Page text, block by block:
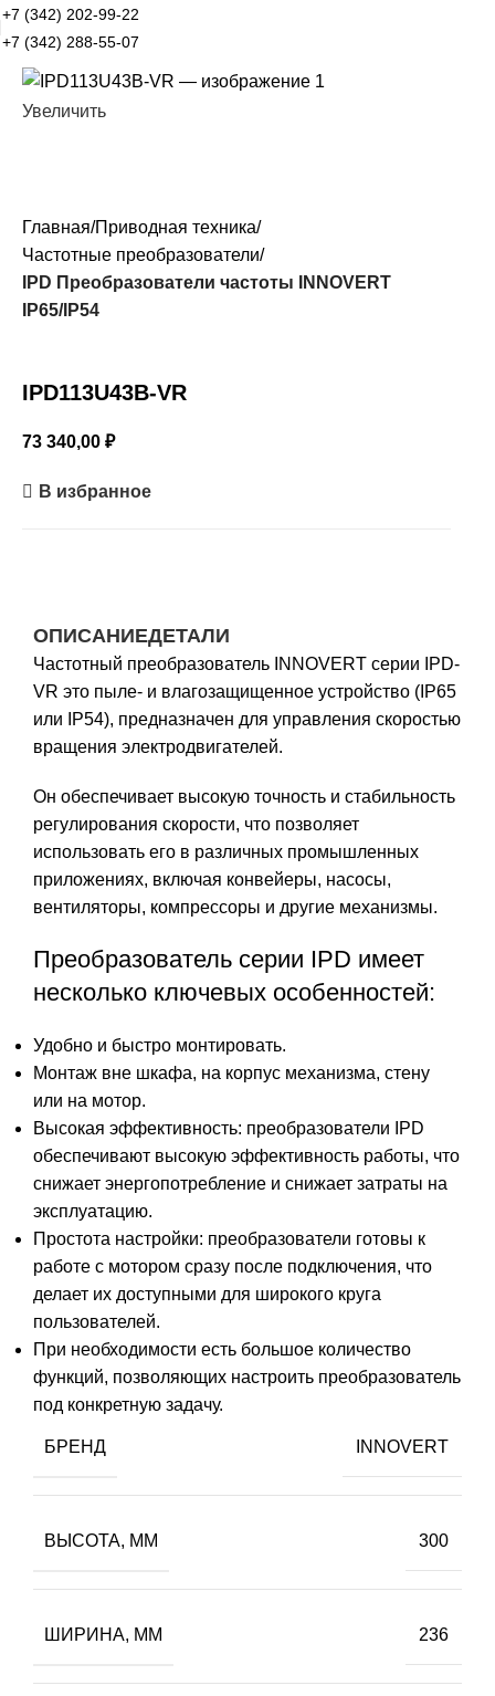
+7 (342) 202-99-22
+7 (342) 288-55-07
Увеличить
Главная Приводная техника
Частотные преобразователи
IPD Преобразователи частоты INNOVERT
IP65/IP54
IPD113U43B-VR
73 340,00 ₽
В избранное
ОПИСАНИЕДЕТАЛИ
Частотный преобразователь INNOVERT серии IPD-
VR это пыле- и влагозащищенное устройство (IP65
или IP54), предназначен для управления скоростью
вращения электродвигателей.
Он обеспечивает высокую точность и стабильность
регулирования скорости, что позволяет
использовать его в различных промышленных
приложениях, включая конвейеры, насосы,
вентиляторы, компрессоры и другие механизмы.
Преобразователь серии IPD имеет
несколько ключевых особенностей:
Удобно и быстро монтировать.
Монтаж вне шкафа, на корпус механизма, стену
или на мотор.
Высокая эффективность: преобразователи IPD
обеспечивают высокую эффективность работы, что
снижает энергопотребление и снижает затраты на
эксплуатацию.
Простота настройки: преобразователи готовы к
работе с мотором сразу после подключения, что
делает их доступными для широкого круга
пользователей.
При необходимости есть большое количество
функций, позволяющих настроить преобразователь
под конкретную задачу.
БРЕНД INNOVERT
ВЫСОТА, ММ 300
ШИРИНА, ММ 236